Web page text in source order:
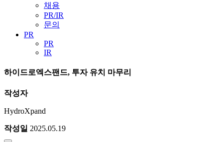
채용
PR/IR
문의
PR
PR
IR
하이드로엑스팬드, 투자 유치 마무리
작성자
HydroXpand
작성일 2025.05.19